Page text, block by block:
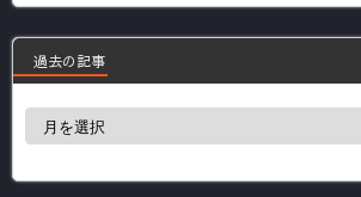
過去の記事
過
事